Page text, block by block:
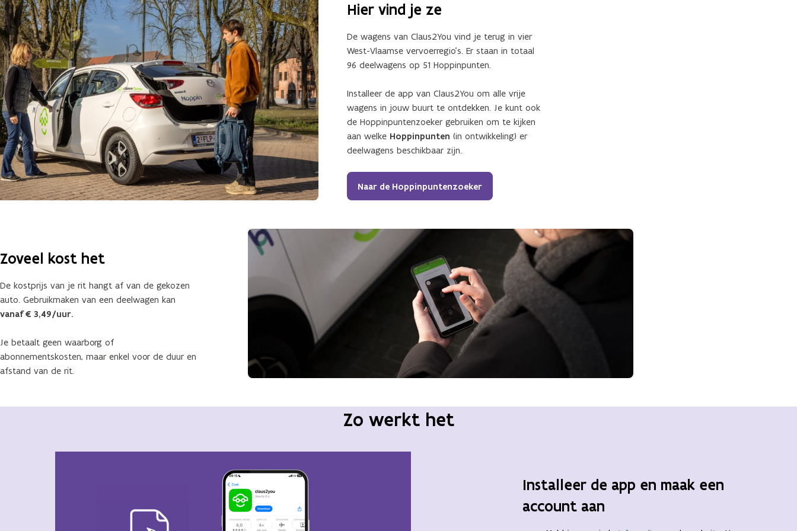
Hier vind je ze
De wagens van Claus2You vind je terug in vier
West-Vlaamse vervoerregio’s. Er staan in totaal
96 deelwagens op 51 Hoppinpunten.
Installeer de app van Claus2You om alle vrije
wagens in jouw buurt te ontdekken. Je kunt ook
de Hoppinpuntenzoeker gebruiken om te kijken
aan welke Hoppinpunten (in ontwikkeling) er
deelwagens beschikbaar zijn.
Naar de Hoppinpuntenzoeker
Zoveel kost het
De kostprijs van je rit hangt af van de gekozen
auto. Gebruikmaken van een deelwagen kan
vanaf € 3,49/uur.
Je betaalt geen waarborg of
abonnementskosten, maar enkel voor de duur en
afstand van de rit.
Zo werkt het
Installeer de app en maak een
account aan